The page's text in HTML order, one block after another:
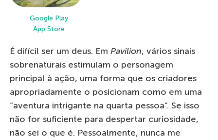
Google Play
App Store
É difícil ser um deus. Em Pavilion, vários sinais
sobrenaturais estimulam o personagem
principal à ação, uma forma que os criadores
apropriadamente o posicionam como em uma
“aventura intrigante na quarta pessoa”. Se isso
não for suficiente para despertar curiosidade,
não sei o que é. Pessoalmente, nunca me